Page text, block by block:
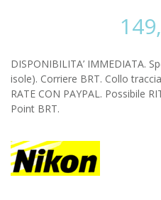
DISPONIBILITA’ IMMEDIATA.
isole). Corriere BRT. Collo
RATE CON PAYPAL. Possibile
Point BRT.